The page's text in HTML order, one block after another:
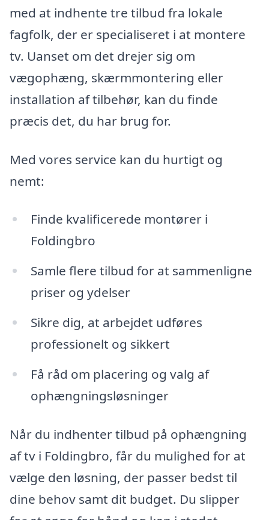
med at indhente tre tilbud fra lokale
fagfolk, der er specialiseret i at montere
tv. Uanset om det drejer sig om
vægophæng, skærmmontering eller
installation af tilbehør, kan du finde
præcis det, du har brug for.
Med vores service kan du hurtigt og
nemt:
Finde kvalificerede montører i
Foldingbro
Samle flere tilbud for at sammenligne
priser og ydelser
Sikre dig, at arbejdet udføres
professionelt og sikkert
Få råd om placering og valg af
ophængningsløsninger
Når du indhenter tilbud på ophængning
af tv i Foldingbro, får du mulighed for at
vælge den løsning, der passer bedst til
dine behov samt dit budget. Du slipper